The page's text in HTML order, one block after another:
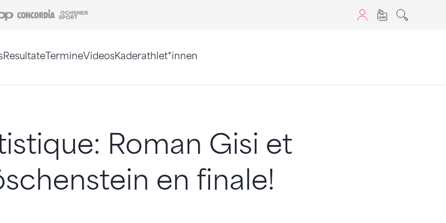
Coop Concordia
ResultateTermineVideosKaderathlet*innen
Roman Gisi et
en finale!